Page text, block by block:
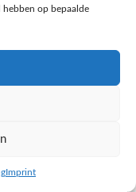
op bepaalde
Imprint